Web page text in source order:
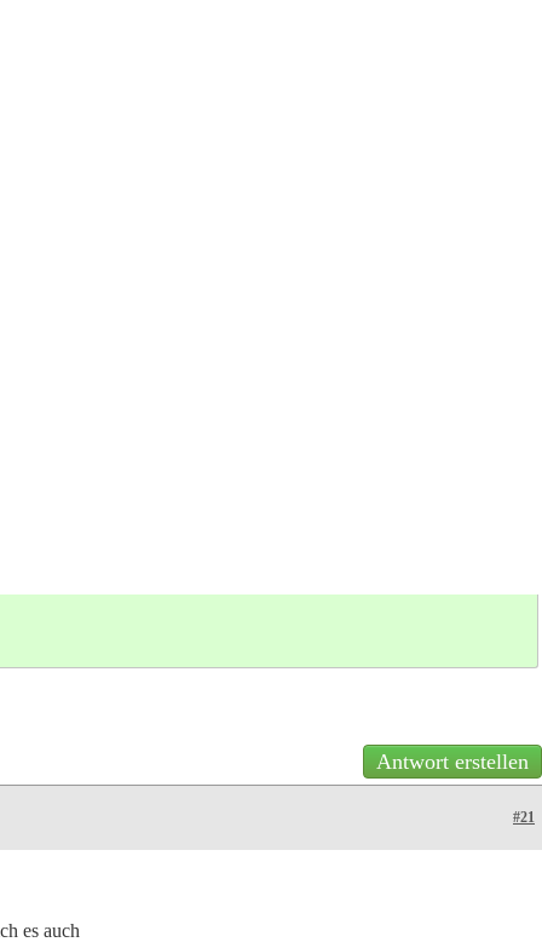
Antwort erstellen
#21
es auch